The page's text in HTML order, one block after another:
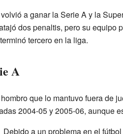
a ganar la Serie A y la
dos penaltis, pero su equipo
tercero en la liga.
A
que lo mantuvo fuera de
2004-05 y 2005-06, aunque
Debido a un problema en el